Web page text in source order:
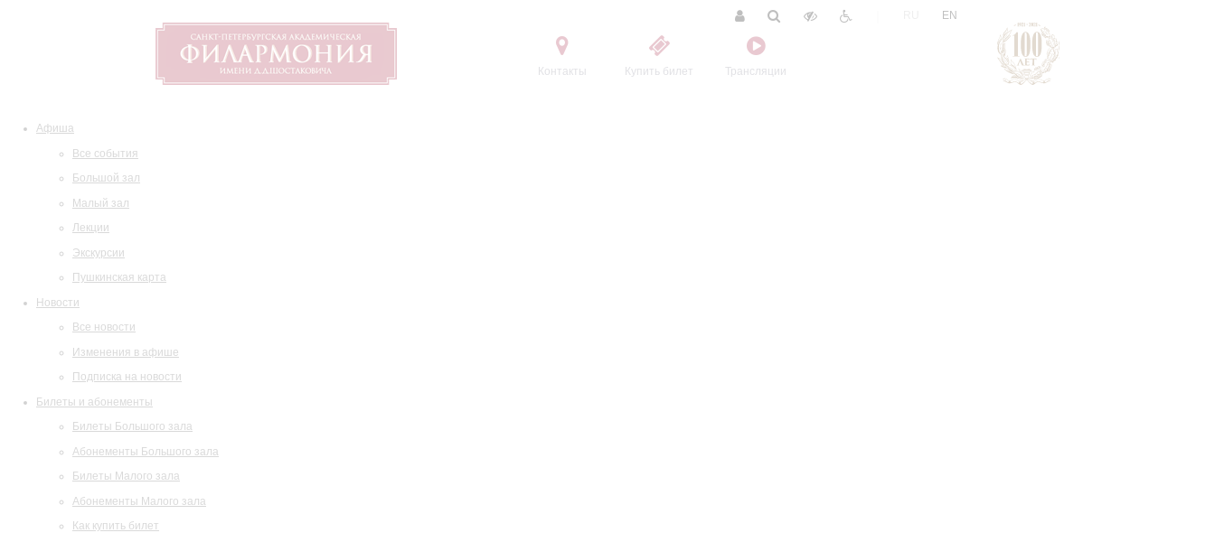
Контакты Купить билет Трансляции
EN
Афиша
Все события
Большой зал
Малый зал
Лекции
Экскурсии
Пушкинская карта
Новости
Все новости
Изменения в афише
Подписка на новости
Билеты и абонементы
Билеты Большого зала
Абонементы Большого зала
Билеты Малого зала
Абонементы Малого зала
Как купить билет